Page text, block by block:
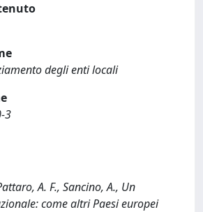
degli enti locali
3
A. F., Sancino, A., Un
come altri Paesi europei